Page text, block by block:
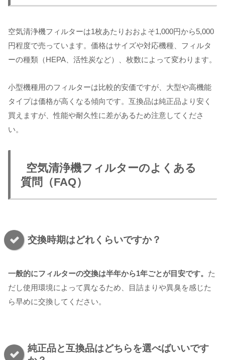
空気清浄機フィルターは1枚あたりおおよそ1,000円から5,000
円程度で売っています。価格はサイズや対応機種、フィルタ
ーの種類（HEPA、活性炭など）、枚数によって変わります。
小型機種用のフィルターは比較的安価ですが、大型や高機能
タイプは価格が高くなる傾向です。互換品は純正品より安く
買えますが、性能や耐久性に差があるため注意してくださ
い。
空気清浄機フィルターのよくある
質問（FAQ）
交換時期はどれくらいですか？
一般的にフィルターの交換は半年から1年ごとが目安です。 た
だし使用環境によって異なるため、目詰まりや異臭を感じた
ら早めに交換してください。
純正品と互換品はどちらを選べばいいです